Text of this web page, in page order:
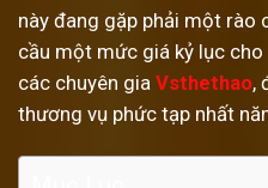
này đang gặp phải một rào
cầu một mức giá kỷ lục
các chuyên gia Vsthethao,
thương vụ phức tạp nhất